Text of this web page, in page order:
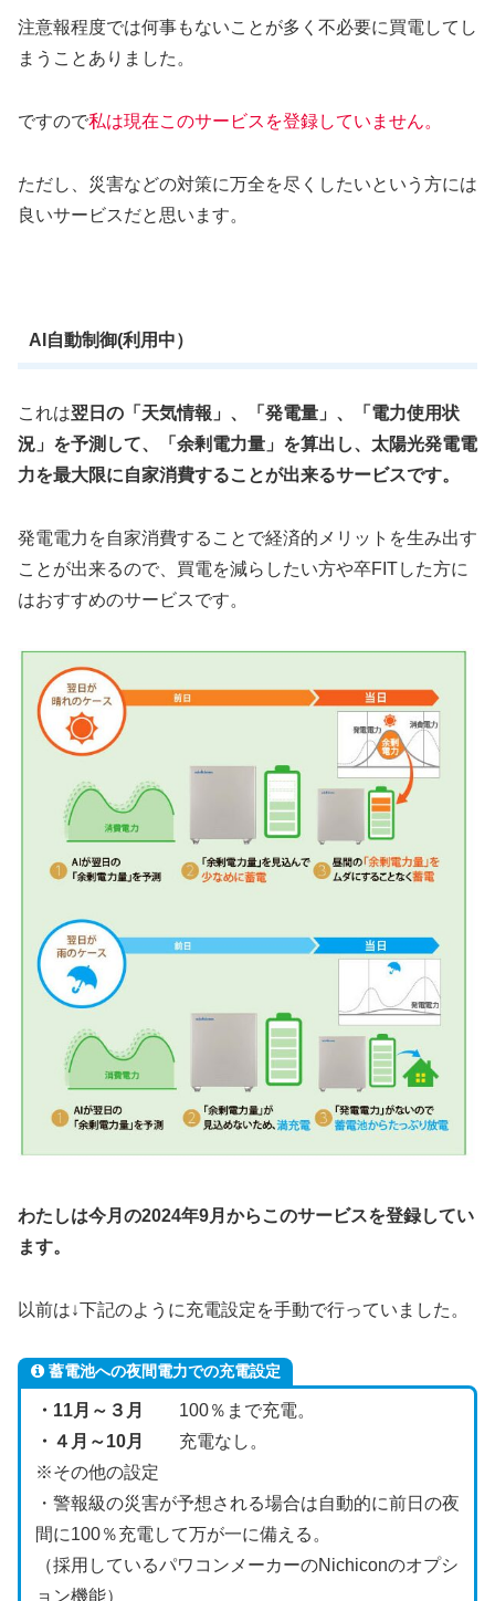
注意報程度では何事もないことが多く不必要に買電してし
まうことありました。
ですので私は現在このサービスを登録していません。
ただし、災害などの対策に万全を尽くしたいという方には
良いサービスだと思います。
AI自動制御(利用中）
これは翌日の「天気情報」、「発電量」、「電力使用状
況」を予測して、「余剰電力量」を算出し、太陽光発電電
力を最大限に自家消費することが出来るサービスです。
発電電力を自家消費することで経済的メリットを生み出す
ことが出来るので、買電を減らしたい方や卒FITした方に
はおすすめのサービスです。
わたしは今月の2024年9月からこのサービスを登録してい
ます。
以前は↓下記のように充電設定を手動で行っていました。
蓄電池への夜間電力での充電設定
・11月～３月
100％まで充電。
・４月～10月
充電なし。
※その他の設定
・警報級の災害が予想される場合は自動的に前日の夜
間に100％充電して万が一に備える。
（採用しているパワコンメーカーのNichiconのオプシ
ョン機能）